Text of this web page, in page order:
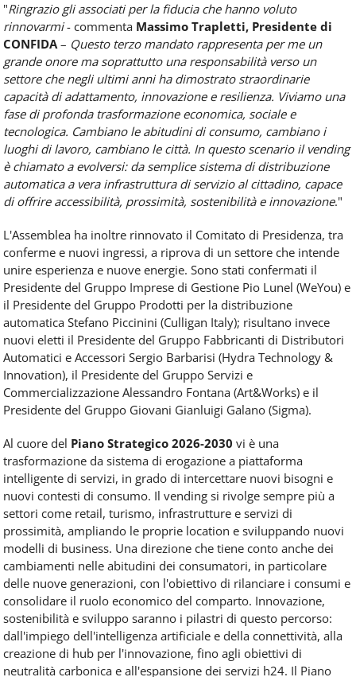
"Ringrazio gli associati per la fiducia che hanno voluto
rinnovarmi- commenta Massimo Trapletti, Presidente di
CONFIDA– Questo terzo mandato rappresenta per me un
grande onore ma soprattutto una responsabilità verso un
settore che negli ultimi anni ha dimostrato straordinarie
capacità di adattamento, innovazione e resilienza. Viviamo una
fase di profonda trasformazione economica, sociale e
tecnologica. Cambiano le abitudini di consumo, cambiano i
luoghi di lavoro, cambiano le città. In questo scenario il vending
è chiamato a evolversi: da semplice sistema di distribuzione
automatica a vera infrastruttura di servizio al cittadino, capace
di offrire accessibilità, prossimità, sostenibilità e innovazione."
L'Assemblea ha inoltre rinnovato il Comitato di Presidenza, tra
conferme e nuovi ingressi, a riprova di un settore che intende
unire esperienza e nuove energie. Sono stati confermati il
Presidente del Gruppo Imprese di Gestione Pio Lunel (WeYou) e
il Presidente del Gruppo Prodotti per la distribuzione
automatica Stefano Piccinini (Culligan Italy); risultano invece
nuovi eletti il Presidente del Gruppo Fabbricanti di Distributori
Automatici e Accessori Sergio Barbarisi (Hydra Technology &
Innovation), il Presidente del Gruppo Servizi e
Commercializzazione Alessandro Fontana (Art&Works) e il
Presidente del Gruppo Giovani Gianluigi Galano (Sigma).
Al cuore del Piano Strategico 2026-2030 vi è una
trasformazione da sistema di erogazione a piattaforma
intelligente di servizi, in grado di intercettare nuovi bisogni e
nuovi contesti di consumo. Il vending si rivolge sempre più a
settori come retail, turismo, infrastrutture e servizi di
prossimità, ampliando le proprie location e sviluppando nuovi
modelli di business. Una direzione che tiene conto anche dei
cambiamenti nelle abitudini dei consumatori, in particolare
delle nuove generazioni, con l'obiettivo di rilanciare i consumi e
consolidare il ruolo economico del comparto. Innovazione,
sostenibilità e sviluppo saranno i pilastri di questo percorso:
dall'impiego dell'intelligenza artificiale e della connettività, alla
creazione di hub per l'innovazione, fino agli obiettivi di
neutralità carbonica e all'espansione dei servizi h24. Il Piano